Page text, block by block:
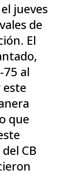
jueves
de
El
al
que
CB